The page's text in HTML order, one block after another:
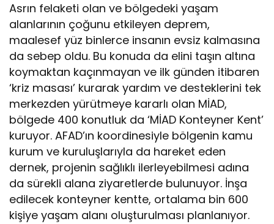
Asrın felaketi olan ve bölgedeki yaşam
alanlarının çoğunu etkileyen deprem,
maalesef yüz binlerce insanın evsiz kalmasına
da sebep oldu. Bu konuda da elini taşın altına
koymaktan kaçınmayan ve ilk günden itibaren
‘kriz masası’ kurarak yardım ve desteklerini tek
merkezden yürütmeye kararlı olan MİAD,
bölgede 400 konutluk da ‘MİAD Konteyner Kent’
kuruyor. AFAD’ın koordinesiyle bölgenin kamu
kurum ve kuruluşlarıyla da hareket eden
dernek, projenin sağlıklı ilerleyebilmesi adına
da sürekli alana ziyaretlerde bulunuyor. İnşa
edilecek konteyner kentte, ortalama bin 600
kişiye yaşam alanı oluşturulması planlanıyor.